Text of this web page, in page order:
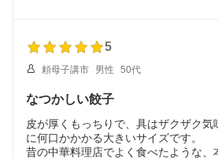
5
頼母子講市 男性 50代
なつかしい餃子
皮が厚くもっちりで、具はザクザク
に何口かかかる大きいサイズです。
昔の中華料理店でよく食べたような、